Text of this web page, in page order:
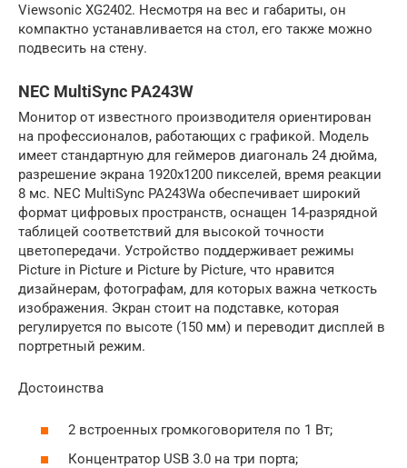
Viewsonic XG2402. Несмотря на вес и габариты, он
компактно устанавливается на стол, его также можно
подвесить на стену.
NEC MultiSync PA243W
Монитор от известного производителя ориентирован
на профессионалов, работающих с графикой. Модель
имеет стандартную для геймеров диагональ 24 дюйма,
разрешение экрана 1920х1200 пикселей, время реакции
8 мс. NEC MultiSync PA243Wа обеспечивает широкий
формат цифровых пространств, оснащен 14-разрядной
таблицей соответствий для высокой точности
цветопередачи. Устройство поддерживает режимы
Picture in Picture и Picture by Picture, что нравится
дизайнерам, фотографам, для которых важна четкость
изображения. Экран стоит на подставке, которая
регулируется по высоте (150 мм) и переводит дисплей в
портретный режим.
Достоинства
2 встроенных громкоговорителя по 1 Вт;
Концентратор USB 3.0 на три порта;